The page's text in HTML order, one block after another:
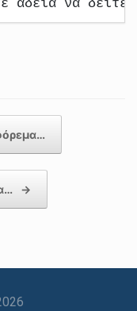
άδεια να δείτε
→